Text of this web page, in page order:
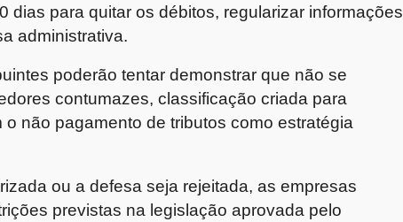
dias para quitar os débitos, regularizar informações
administrativa.
poderão tentar demonstrar que não se
contumazes, classificação criada para
não pagamento de tributos como estratégia
ou a defesa seja rejeitada, as empresas
previstas na legislação aprovada pelo